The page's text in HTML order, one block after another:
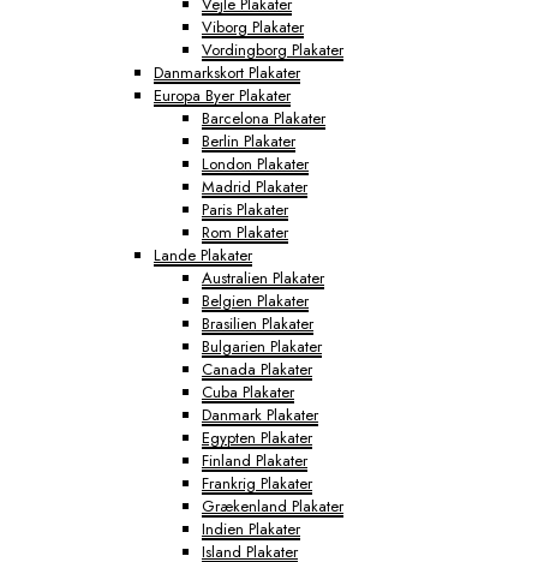
Viborg Plakater
Vordingborg Plakater
Danmarkskort Plakater
Europa Byer Plakater
Barcelona Plakater
Berlin Plakater
London Plakater
Madrid Plakater
Paris Plakater
Rom Plakater
Lande Plakater
Australien Plakater
Belgien Plakater
Brasilien Plakater
Bulgarien Plakater
Canada Plakater
Cuba Plakater
Danmark Plakater
Egypten Plakater
Finland Plakater
Frankrig Plakater
Grækenland Plakater
Indien Plakater
Island Plakater